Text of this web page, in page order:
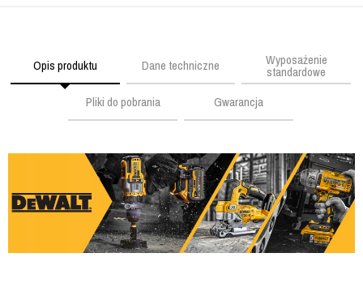
Opis produktu Dane techniczne Wyposażenie
standardowe
Pliki do pobrania
Gwarancja